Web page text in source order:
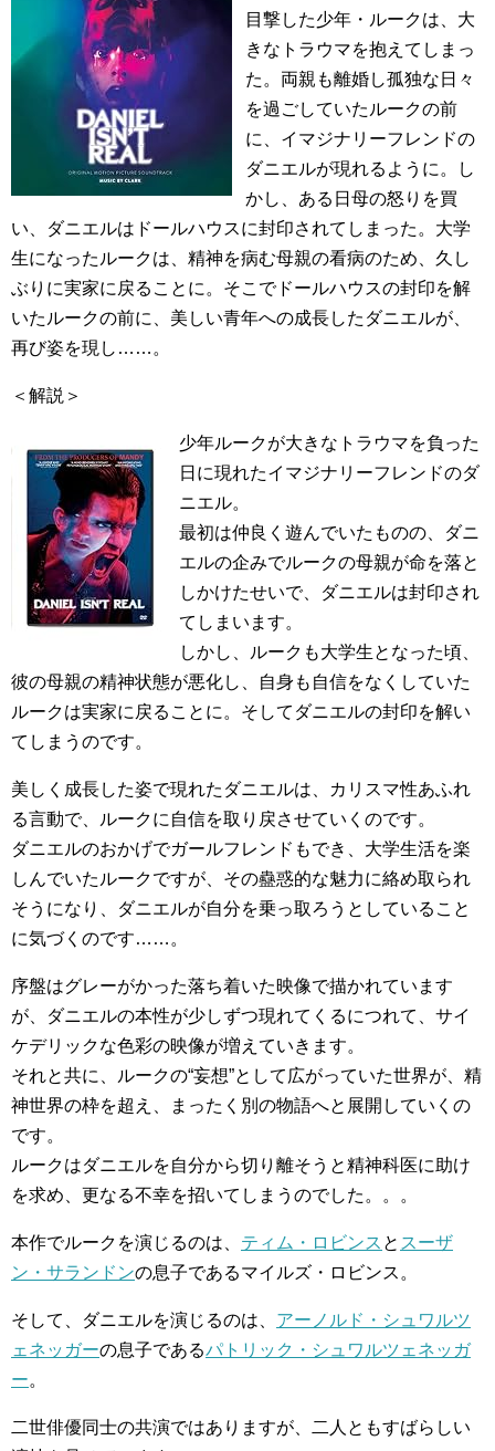
目撃した少年・ルークは、大
きなトラウマを抱えてしまっ
た。両親も離婚し孤独な日々
を過ごしていたルークの前
に、イマジナリーフレンドの
ダニエルが現れるように。し
かし、ある日母の怒りを買
い、ダニエルはドールハウスに封印されてしまった。大学
生になったルークは、精神を病む母親の看病のため、久し
ぶりに実家に戻ることに。そこでドールハウスの封印を解
いたルークの前に、美しい青年への成長したダニエルが、
再び姿を現し……。
＜解説＞
少年ルークが大きなトラウマを負った
日に現れたイマジナリーフレンドのダ
ニエル。
最初は仲良く遊んでいたものの、ダニ
エルの企みでルークの母親が命を落と
しかけたせいで、ダニエルは封印され
てしまいます。
しかし、ルークも大学生となった頃、
彼の母親の精神状態が悪化し、自身も自信をなくしていた
ルークは実家に戻ることに。そしてダニエルの封印を解い
てしまうのです。
美しく成長した姿で現れたダニエルは、カリスマ性あふれ
る言動で、ルークに自信を取り戻させていくのです。
ダニエルのおかげでガールフレンドもでき、大学生活を楽
しんでいたルークですが、その蠱惑的な魅力に絡め取られ
そうになり、ダニエルが自分を乗っ取ろうとしていること
に気づくのです……。
序盤はグレーがかった落ち着いた映像で描かれています
が、ダニエルの本性が少しずつ現れてくるにつれて、サイ
ケデリックな色彩の映像が増えていきます。
それと共に、ルークの“妄想”として広がっていた世界が、精
神世界の枠を超え、まったく別の物語へと展開していくの
です。
ルークはダニエルを自分から切り離そうと精神科医に助け
を求め、更なる不幸を招いてしまうのでした。。。
本作でルークを演じるのは、 ティム・ロビンス と スーザ
ン・サランドンの息子であるマイルズ・ロビンス。
そして、ダニエルを演じるのは、 アーノルド・シュワルツ
ェネッガーの息子であるパトリック・シュワルツェネッガ
ー。
二世俳優同士の共演ではありますが、二人ともすばらしい